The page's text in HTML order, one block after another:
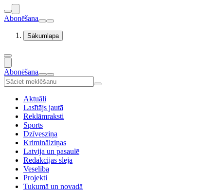
Abonēšana
Sākumlapa
Abonēšana
Aktuāli
Lasītājs jautā
Reklāmraksti
Sports
Dzīvesziņa
Kriminālziņas
Latvija un pasaulē
Redakcijas sleja
Veselība
Projekti
Tukumā un novadā